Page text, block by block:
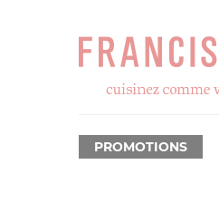
PROMOTIONS